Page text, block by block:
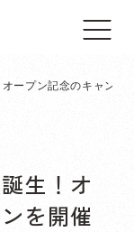
ープン記念のキャンペ
生！オ
を開催